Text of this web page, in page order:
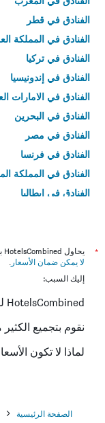
الفنادق في قطر
الفنادق في المملكة
الفنادق في تركيا
الفنادق في إندونيسيا
الفنادق في الامارات
الفنادق في البحرين
الفنادق في مصر
الفنادق في فرنسا
الفنادق في المملكة
الفنادق في إيطاليا
*
يحاول HotelsCombined بشكل دائم الحصول على الأسعار الدقيقة، ولكن
لا يمكن ضمان الأسعار .
إليك السبب:
HotelsCombined ليس البائع
نقوم بتجميع
لماذا لا تكون الأسعار
الصفحة الرئيسية